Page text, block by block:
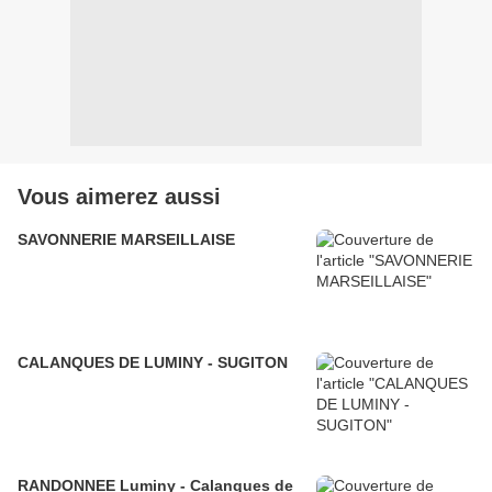
Vous aimerez aussi
SAVONNERIE MARSEILLAISE
CALANQUES DE LUMINY - SUGITON
RANDONNEE Luminy - Calanques de